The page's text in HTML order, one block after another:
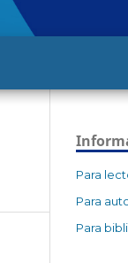
Para
Para
Para